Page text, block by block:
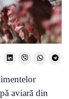
aviară din